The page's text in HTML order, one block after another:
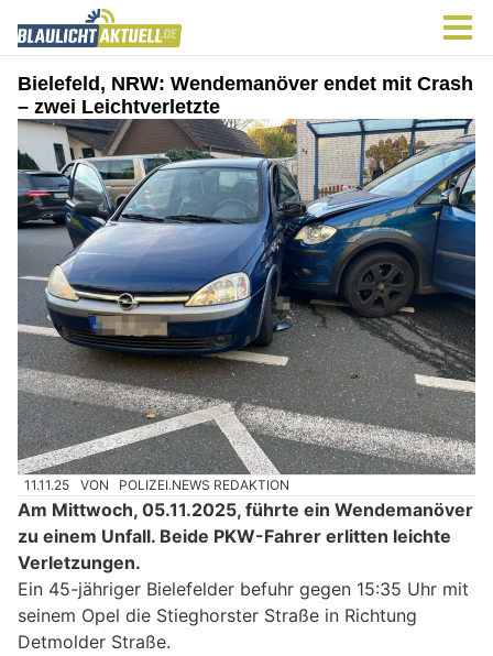
Bielefeld, NRW: Wendemanöver endet mit Crash
– zwei Leichtverletzte
11.11.25 VON POLIZEI.NEWS REDAKTION
Am Mittwoch, 05.11.2025, führte ein Wendemanöver
zu einem Unfall. Beide PKW-Fahrer erlitten leichte
Verletzungen.
Ein 45-jähriger Bielefelder befuhr gegen 15:35 Uhr mit
seinem Opel die Stieghorster Straße in Richtung
Detmolder Straße.